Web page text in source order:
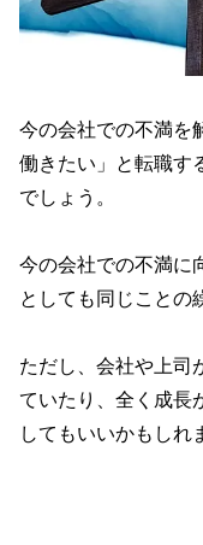
今の会社での不満を
働きたい」と転職す
でしょう。
今の会社での不満に
としても同じことの
ただし、会社や上司
ていたり、全く成長
してもいいかもしれ